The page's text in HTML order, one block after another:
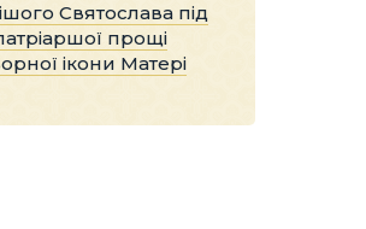
Святослава під
прощі
ікони Матері